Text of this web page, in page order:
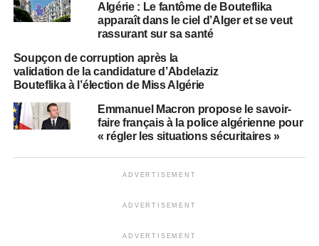
Algérie : Le fantôme de Bouteflika
apparaît dans le ciel d’Alger et se veut
rassurant sur sa santé
Soupçon de corruption après la
validation de la candidature d’Abdelaziz
Bouteflika à l’élection de Miss Algérie
Emmanuel Macron propose le savoir-
faire français à la police algérienne pour
« régler les situations sécuritaires »
ADVERTISEMENT
ADVERTISEMENT
ADVERTISEMENT